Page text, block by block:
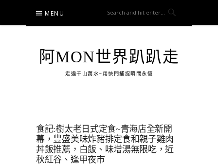
content
MENU
阿MON世界趴趴走
走遍千山萬水~用快門捕捉瞬間永恆
食記:樹太老日式定食~青海店全新開
幕，豐盛美味炸豬排定食和親子雞肉
丼飯推薦，白飯、味增湯無限吃，近
秋紅谷、逢甲夜市